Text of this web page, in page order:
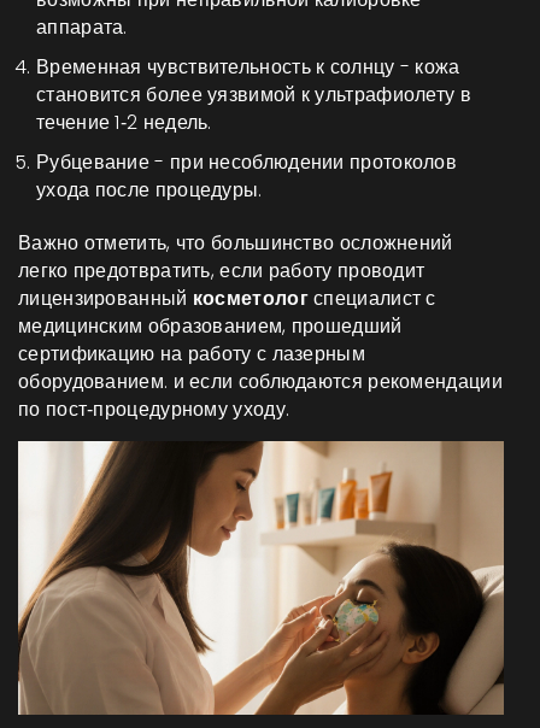
аппарата.
Временная чувствительность к солнцу - кожа
становится более уязвимой к ультрафиолету в
течение 1‑2 недель.
Рубцевание - при несоблюдении протоколов
ухода после процедуры.
Важно отметить, что большинство осложнений
легко предотвратить, если работу проводит
лицензированный косметолог специалист с
медицинским образованием, прошедший
сертификацию на работу с лазерным
оборудованием. и если соблюдаются рекомендации
по пост‑процедурному уходу.